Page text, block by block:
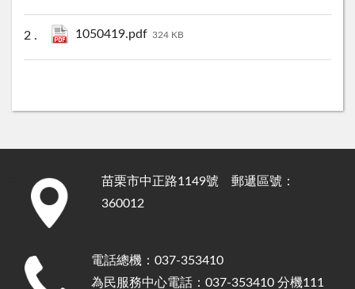
1050419.pdf 324 KB
苗栗市中正路1149號 郵遞區號：
360012
電話總機：037-353410
為民服務中心電話：037-353410 分機111